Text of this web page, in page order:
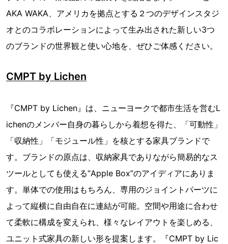
AKA WAKA、アメリカを拠点とする２つのデザインスタジ
オとのコラボレーションによって生み出された新しい3つ
のブランドの世界観と使い心地を、ぜひご体感ください。
CMPT by Lichen
『CMPT by Lichen』は、ニューヨークで都市生活を営むL
ichenのメンバー自身の暮らしから着想を得た、「可動性」
「収納性」「モジュール性」を核とする家具ブランドで
す。ブランドの原点は、収納家具でありながら簡易的なス
ツールとしても使える“Apple Box”のアイディアにありま
す。単体での使用はもちろん、専用のジョイントパーツに
よって縦横に自由自在に連結が可能。空間や用途に合わせ
て柔軟に構成を変えられ、様々なレイアウトを楽しめる、
ユニット式家具の新しい形を提案します。『CMPT by Lic